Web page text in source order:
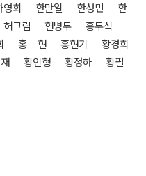
영희 한만일 한성민 한
그림 현병두 홍두식
홍 현 홍현기 황경희
재 황인형 황정하 황필